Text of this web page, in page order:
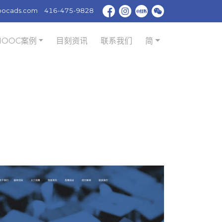
416-475-9828
案例 目刻资讯 联系我们 简